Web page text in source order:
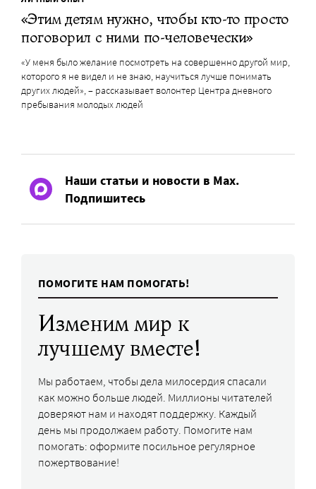
«Этим детям нужно, чтобы кто-то просто
поговорил с ними по-человечески»
«У меня было желание посмотреть на совершенно другой мир,
которого я не видел и не знаю, научиться лучше понимать
других людей», – рассказывает волонтер Центра дневного
пребывания молодых людей
Наши статьи и новости в Max.
Подпишитесь
ПОМОГИТЕ НАМ ПОМОГАТЬ!
Изменим мир к
лучшему вместе!
Мы работаем, чтобы дела милосердия спасали
как можно больше людей. Миллионы читателей
доверяют нам и находят поддержку. Каждый
день мы продолжаем работу. Помогите нам
помогать: оформите посильное регулярное
пожертвование!